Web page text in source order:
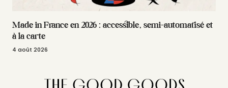
Made in France en 2026 : accessible, semi-automatisé et
à la carte
4 août 2026